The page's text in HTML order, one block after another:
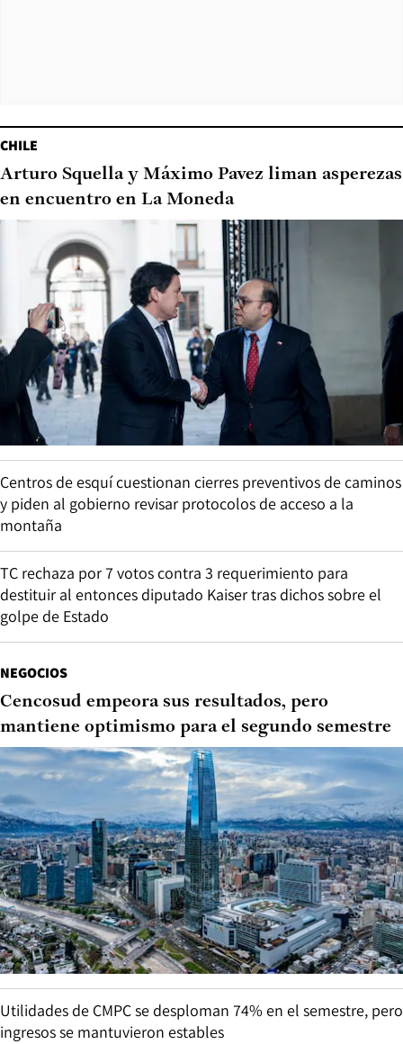
CHILE
Arturo Squella y Máximo Pavez liman asperezas
en encuentro en La Moneda
Centros de esquí cuestionan cierres preventivos de caminos
y piden al gobierno revisar protocolos de acceso a la
montaña
TC rechaza por 7 votos contra 3 requerimiento para
destituir al entonces diputado Kaiser tras dichos sobre el
golpe de Estado
NEGOCIOS
Cencosud empeora sus resultados, pero
mantiene optimismo para el segundo semestre
Utilidades de CMPC se desploman 74% en el semestre, pero
ingresos se mantuvieron estables